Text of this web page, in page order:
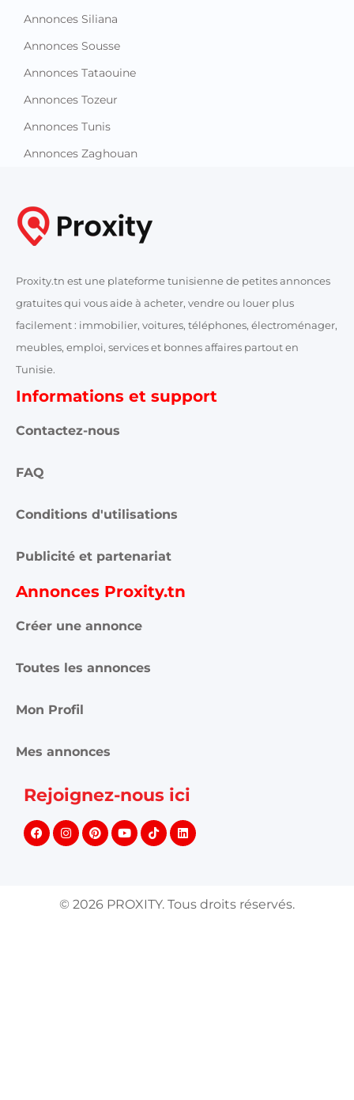
Annonces Siliana
Annonces Sousse
Annonces Tataouine
Annonces Tozeur
Annonces Tunis
Annonces Zaghouan
Proxity.tn est une plateforme tunisienne de petites annonces
gratuites qui vous aide à acheter, vendre ou louer plus
facilement : immobilier, voitures, téléphones, électroménager,
meubles, emploi, services et bonnes affaires partout en
Tunisie.
Informations et support
Contactez-nous
FAQ
Conditions d'utilisations
Publicité et partenariat
Annonces Proxity.tn
Créer une annonce
Toutes les annonces
Mon Profil
Mes annonces
Rejoignez-nous ici
© 2026 PROXITY. Tous droits réservés.